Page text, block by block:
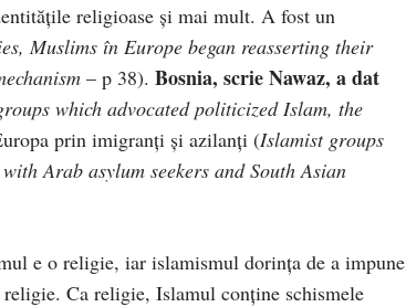
religioase şi mai mult. A fost un
Muslims în Europe began reasserting their
– p 38). Bosnia, scrie Nawaz, a dat
which advocated politicized Islam, the
prin imigranţi şi azilanţi (Islamist groups
Arab asylum seekers and South Asian
e o religie, iar islamismul dorinţa de a impune
Ca religie, Islamul conţine schismele